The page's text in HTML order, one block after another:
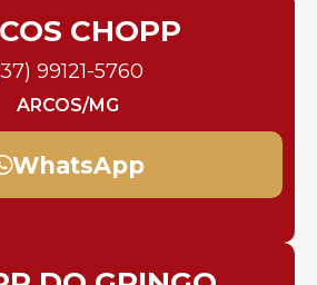
CHOPP
99121-5760
ARCOS/MG
WhatsApp